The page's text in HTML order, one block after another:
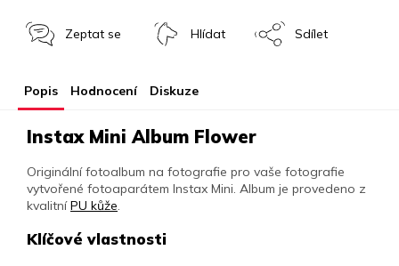
Zeptat se Hlídat Sdílet
Popis Hodnocení Diskuze
Instax Mini Album Flower
Originální fotoalbum na fotografie pro vaše fotografie
vytvořené fotoaparátem Instax Mini. Album je provedeno z
kvalitníPU kůže.
Klíčové vlastnosti